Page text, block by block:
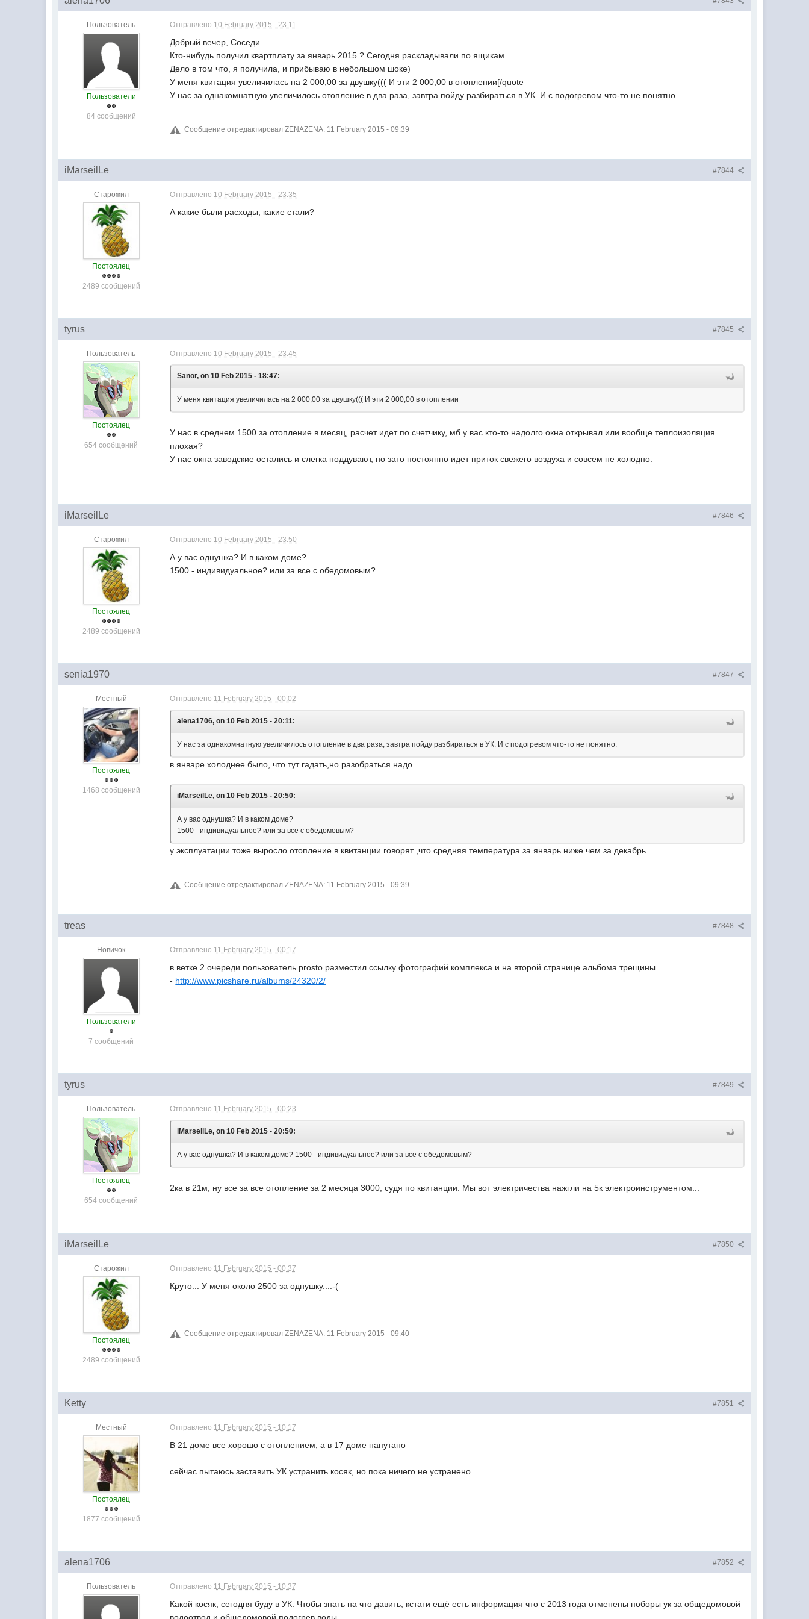
Пользователь
Пользователи
84 сообщений
Отправлено 10 February 2015 - 23:11
Добрый вечер, Соседи.
Кто-нибудь получил квартплату за январь 2015 ? Сегодня раскладывали по ящикам.
Дело в том что, я получила, и прибываю в небольшом шоке)
У меня квитация увеличилась на 2 000,00 за двушку((( И эти 2 000,00 в отоплении[/quote
У нас за однакомнатную увеличилось отопление в два раза, завтра пойду разбираться в УК. И с подогревом что-то не понятно.
Сообщение отредактировал ZENAZENA: 11 February 2015 - 09:39
#7844
iMarseilLe
Старожил
Постоялец
2489 сообщений
Отправлено 10 February 2015 - 23:35
А какие были расходы, какие стали?
#7845
tyrus
Пользователь
Постоялец
654 сообщений
Отправлено 10 February 2015 - 23:45
Sanor, on 10 Feb 2015 - 18:47:
У меня квитация увеличилась на 2 000,00 за двушку((( И эти 2 000,00 в отоплении
У нас в среднем 1500 за отопление в месяц, расчет идет по счетчику, мб у вас кто-то надолго окна открывал или вообще теплоизоляция
плохая?
У нас окна заводские остались и слегка поддувают, но зато постоянно идет приток свежего воздуха и совсем не холодно.
#7846
iMarseilLe
Старожил
Постоялец
2489 сообщений
Отправлено 10 February 2015 - 23:50
А у вас однушка? И в каком доме?
1500 - индивидуальное? или за все с обедомовым?
#7847
senia1970
Местный
Постоялец
1468 сообщений
Отправлено 11 February 2015 - 00:02
alena1706, on 10 Feb 2015 - 20:11:
У нас за однакомнатную увеличилось отопление в два раза, завтра пойду разбираться в УК. И с подогревом что-то не понятно.
в январе холоднее было, что тут гадать,но разобраться надо
iMarseilLe, on 10 Feb 2015 - 20:50:
А у вас однушка? И в каком доме?
1500 - индивидуальное? или за все с обедомовым?
у эксплуатации тоже выросло отопление в квитанции говорят ,что средняя температура за январь ниже чем за декабрь
Сообщение отредактировал ZENAZENA: 11 February 2015 - 09:39
#7848
treas
Новичок
Пользователи
7 сообщений
Отправлено 11 February 2015 - 00:17
в ветке 2 очереди пользователь prosto разместил ссылку фотографий комплекса и на второй странице альбома трещины
- http://www.picshare.ru/albums/24320/2/
#7849
tyrus
Пользователь
Постоялец
654 сообщений
Отправлено 11 February 2015 - 00:23
iMarseilLe, on 10 Feb 2015 - 20:50:
А у вас однушка? И в каком доме? 1500 - индивидуальное? или за все с обедомовым?
2ка в 21м, ну все за все отопление за 2 месяца 3000, судя по квитанции. Мы вот электричества нажгли на 5к электроинструментом...
#7850
iMarseilLe
Старожил
Постоялец
2489 сообщений
Отправлено 11 February 2015 - 00:37
Круто... У меня около 2500 за однушку...:-(
Сообщение отредактировал ZENAZENA: 11 February 2015 - 09:40
#7851
Ketty
Местный
Постоялец
1877 сообщений
Отправлено 11 February 2015 - 10:17
В 21 доме все хорошо с отоплением, а в 17 доме напутано
сейчас пытаюсь заставить УК устранить косяк, но пока ничего не устранено
#7852
alena1706
Пользователь Отправлено 11 February 2015 - 10:37
Какой косяк, сегодня буду в УК. Чтобы знать на что давить, кстати ещё есть информация что с 2013 года отменены поборы ук за общедомовой